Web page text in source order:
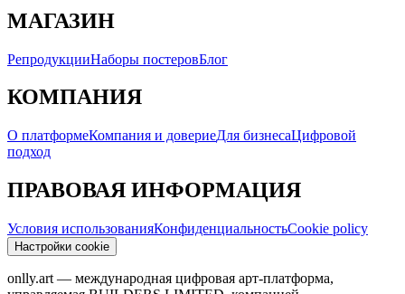
МАГАЗИН
РепродукцииНаборы постеровБлог
КОМПАНИЯ
О платформеКомпания и довериеДля бизнесаЦифровой
подход
ПРАВОВАЯ ИНФОРМАЦИЯ
Условия использованияКонфиденциальностьCookie policy
Настройки cookie
onlly.art — международная цифровая арт-платформа,